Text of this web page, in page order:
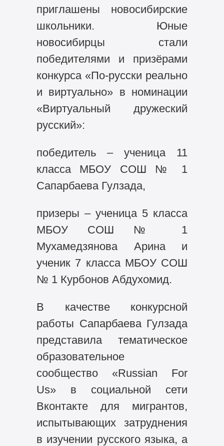
приглашены новосибирские
школьники. Юные
новосибирцы стали
победителями и призёрами
конкурса «По-русски реально
и виртуально» в номинации
«Виртуальный дружеский
русский»:
победитель – ученица 11
класса МБОУ СОШ № 1
Сапарбаева Гулзада,
призеры – ученица 5 класса
МБОУ СОШ № 1
Мухамедзянова Арина и
ученик 7 класса МБОУ СОШ
№ 1 Курбонов Абдухомид.
В качестве конкурсной
работы Сапарбаева Гулзада
представила тематическое
образовательное
сообщество «Russian For
Us» в социальной сети
Вконтакте для мигрантов,
испытывающих затруднения
в изучении русского языка, а